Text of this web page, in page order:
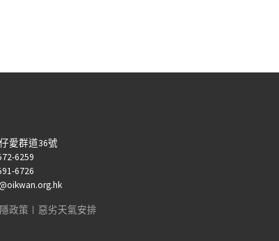
愛群道36號
6259
6726
政策 惡劣天氣安排